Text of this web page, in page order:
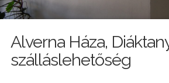
Alverna Háza,
szálláslehetőség